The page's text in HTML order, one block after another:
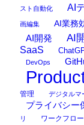
スト自動化
AI
画編集 AI業務
AI開発 AI
SaaS
DevOps
管理
デジタルマ
プライバシー
リ
ワークフロ